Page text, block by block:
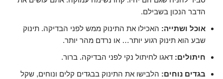
הדבר הנכון בשבילם.
אוכל ושתייה: האכילו את התינוק ממש לפני הבדיקה. תינוק
שבע הוא תינוק רגוע יותר… או נרדם מהר יותר.
חיתולים: דאגו לחיתול נקי לפני הבדיקה. ברור.
בגדים נוחים: הלבישו את התינוק בבגדים קלים ונוחים, שקל